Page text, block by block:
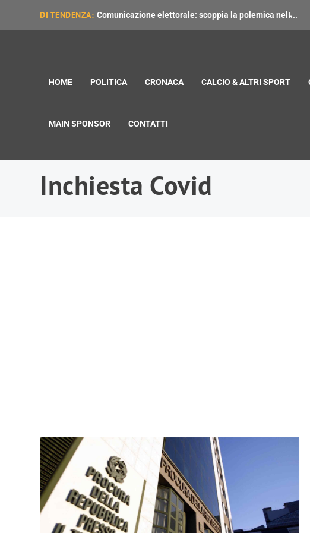
DI TENDENZA: Comunicazione elettorale: scoppia la polemica nell̵...
HOME POLITICA CRONACA CALCIO & ALTRI SPORT
MAIN SPONSOR CONTATTI
Inchiesta Covid